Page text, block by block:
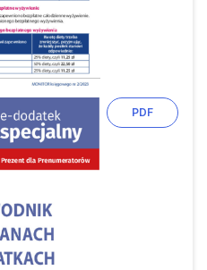
PDF